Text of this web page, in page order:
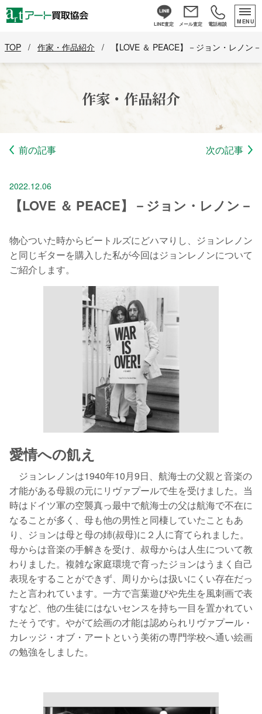
LINE査定 メール査定 電話相談 MENU
TOP / 作家・作品紹介 / 【LOVE ＆ PEACE】－ジョン・レノン－
作家・作品紹介
前の記事 次の記事
2022.12.06
【LOVE ＆ PEACE】－ジョン・レノン－
物心ついた時からビートルズにどハマりし、ジョンレノン
と同じギターを購入した私が今回はジョンレノンについて
ご紹介します。
愛情への飢え
ジョンレノンは1940年10月9日、航海士の父親と音楽の
才能がある母親の元にリヴァプールで生を受けました。当
時はドイツ軍の空襲真っ最中で航海士の父は航海で不在に
なることが多く、母も他の男性と同棲していたこともあ
り、ジョンは母と母の姉(叔母)に２人に育てられました。
母からは音楽の手解きを受け、叔母からは人生について教
わりました。複雑な家庭環境で育ったジョンはうまく自己
表現をすることができず、周りからは扱いにくい存在だっ
たと言われています。一方で言葉遊びや先生を風刺画で表
すなど、他の生徒にはないセンスを持ち一目を置かれてい
たそうです。やがて絵画の才能は認められリヴァプール・
カレッジ・オブ・アートという美術の専門学校へ通い絵画
の勉強をしました。